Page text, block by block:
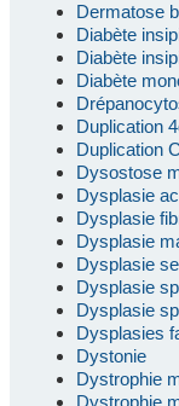
Dermatose
Diabète
Diabète
Diabète
Duplication
Duplication
Dysostose
Dysplasie
Dysplasie
Dysplasie
Dysplasie
Dysplasie
Dysplasie
Dysplasies
Dystonie
Dystrophie
Dystrophie